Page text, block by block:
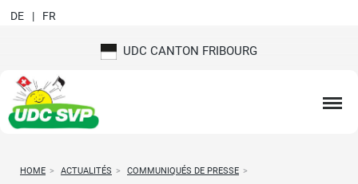
UDC CANTON FRIBOURG
DE FR
HOME > ACTUALITÉS > COMMUNIQUÉS DE PRESSE >